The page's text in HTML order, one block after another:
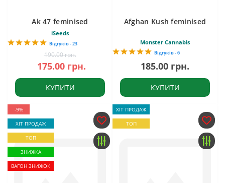
Ak 47 feminised
iSeeds
Відгуків - 23
190.00 грн.
175.00 грн.
КУПИТИ
Afghan Kush feminised
Monster Cannabis
Відгуків - 6
185.00 грн.
КУПИТИ
-9%
ХІТ ПРОДАЖ
ТОП
ЗНИЖКА
ВАГОН ЗНИЖОК
ХІТ ПРОДАЖ
ТОП